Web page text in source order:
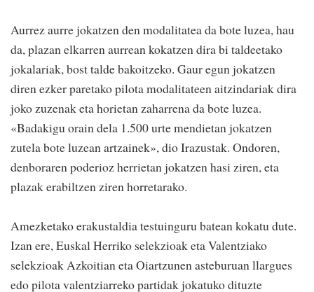
Aurrez aurre jokatzen den modalitatea da bote luzea, hau
da, plazan elkarren aurrean kokatzen dira bi taldeetako
jokalariak, bost talde bakoitzeko. Gaur egun jokatzen
diren ezker paretako pilota modalitateen aitzindariak dira
joko zuzenak eta horietan zaharrena da bote luzea.
«Badakigu orain dela 1.500 urte mendietan jokatzen
zutela bote luzean artzainek», dio Irazustak. Ondoren,
denboraren poderioz herrietan jokatzen hasi ziren, eta
plazak erabiltzen ziren horretarako.
Amezketako erakustaldia testuinguru batean kokatu dute.
Izan ere, Euskal Herriko selekzioak eta Valentziako
selekzioak Azkoitian eta Oiartzunen asteburuan llargues
edo pilota valentziarreko partidak jokatuko dituzte